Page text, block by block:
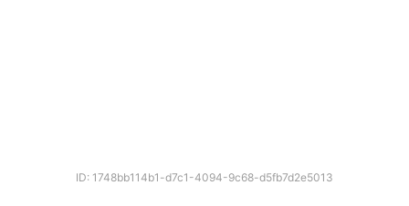
ID: 1748bb114b1-d7c1-4094-9c68-d5fb7d2e5013